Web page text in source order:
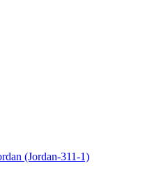
(Jordan-311-1)